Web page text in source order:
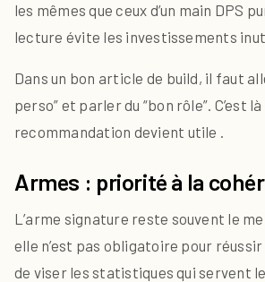
les mêmes que ceux d’un main DPS
lecture évite les investissements
Dans un bon article de build, il faut
perso” et parler du “bon rôle”. C’est là
recommandation devient utile .
Armes : priorité à la
L’arme signature reste souvent le
elle n’est pas obligatoire pour
de viser les statistiques qui servent